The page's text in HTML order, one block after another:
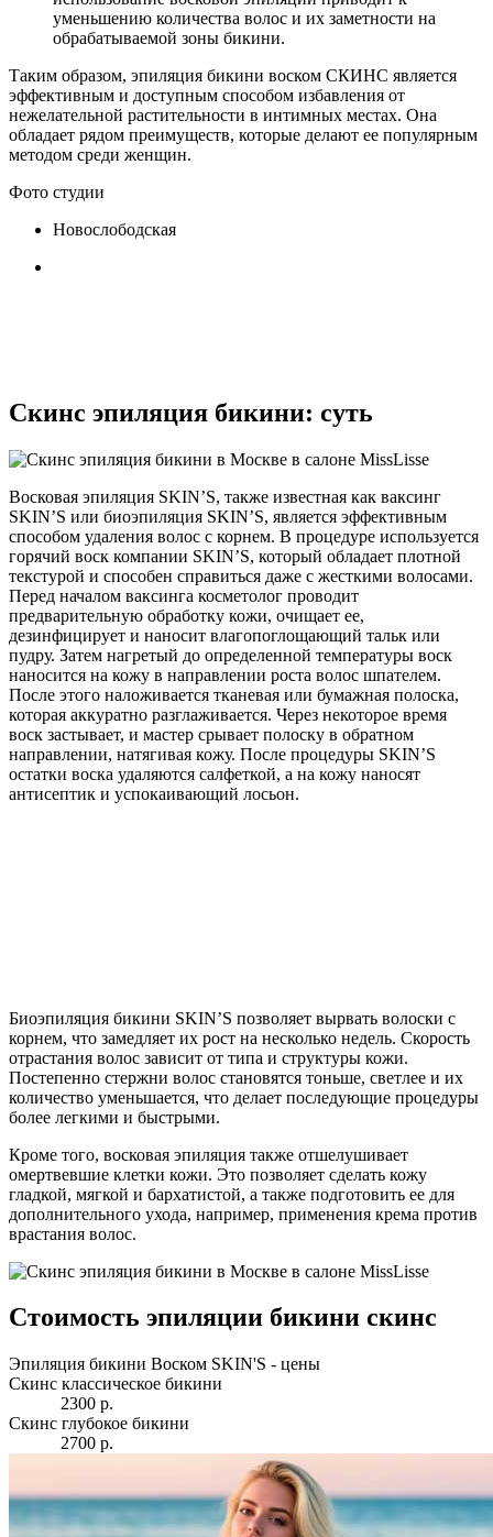
уменьшению количества волос и их заметности на
обрабатываемой зоны бикини.
Таким образом, эпиляция бикини воском СКИНС является
эффективным и доступным способом избавления от
нежелательной растительности в интимных местах. Она
обладает рядом преимуществ, которые делают ее популярным
методом среди женщин.
Фото студии
Новослободская
Скинс эпиляция бикини: суть
Восковая эпиляция SKIN’S, также известная как ваксинг
SKIN’S или биоэпиляция SKIN’S, является эффективным
способом удаления волос с корнем. В процедуре используется
горячий воск компании SKIN’S, который обладает плотной
текстурой и способен справиться даже с жесткими волосами.
Перед началом ваксинга косметолог проводит
предварительную обработку кожи, очищает ее,
дезинфицирует и наносит влагопоглощающий тальк или
пудру. Затем нагретый до определенной температуры воск
наносится на кожу в направлении роста волос шпателем.
После этого наложивается тканевая или бумажная полоска,
которая аккуратно разглаживается. Через некоторое время
воск застывает, и мастер срывает полоску в обратном
направлении, натягивая кожу. После процедуры SKIN’S
остатки воска удаляются салфеткой, а на кожу наносят
антисептик и успокаивающий лосьон.
Биоэпиляция бикини SKIN’S позволяет вырвать волоски с
корнем, что замедляет их рост на несколько недель. Скорость
отрастания волос зависит от типа и структуры кожи.
Постепенно стержни волос становятся тоньше, светлее и их
количество уменьшается, что делает последующие процедуры
более легкими и быстрыми.
Кроме того, восковая эпиляция также отшелушивает
омертвевшие клетки кожи. Это позволяет сделать кожу
гладкой, мягкой и бархатистой, а также подготовить ее для
дополнительного ухода, например, применения крема против
врастания волос.
Стоимость эпиляции бикини скинс
Эпиляция бикини Воском SKIN'S - цены
Скинс классическое бикини
2300 р.
Скинс глубокое бикини
2700 р.